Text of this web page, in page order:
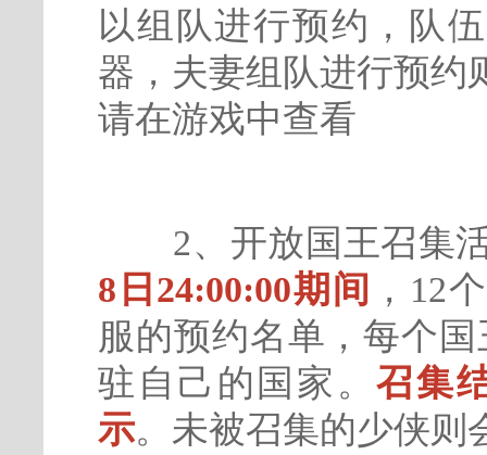
以组队进行预约，队
器，夫妻组队进行预约
请在游戏中查看
2、开放国王召集
8日24:00:00期间 ，12
服的预约名单，每个
驻自己的国家。召集
示。未被召集的少侠则